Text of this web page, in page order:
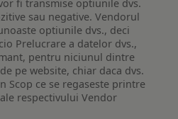
fi transmise optiunile dvs.
sau negative. Vendorul
optiunile dvs., deci
Prelucrare a datelor dvs.,
pentru niciunul dintre
pe website, chiar daca dvs.
Scop ce se regaseste printre
respectivului Vendor